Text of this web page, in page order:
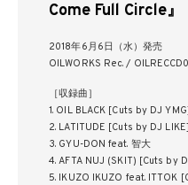
Come Full Circle』
2018年6月6日（水）発売
OILWORKS Rec. /
［収録曲］
1. OIL BLACK [Cuts by DJ YMG]
2. LATITUDE [Cuts by DJ LIKE]
3. GYU-DON feat. 智大
4. AFTA NUJ (SKIT) [Cuts by
5. IKUZO IKUZO feat. ITTOK